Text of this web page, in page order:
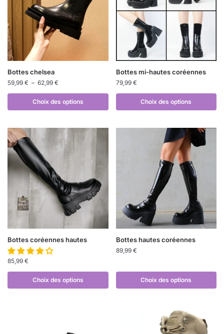
Bottes chelsea
59,99 € – 62,99 €
Choix des options
Bottes mi-hautes coréennes
79,99 €
Choix des options
Bottes coréennes hautes
85,99 €
Choix des options
Bottes hautes coréennes
89,99 €
Choix des options